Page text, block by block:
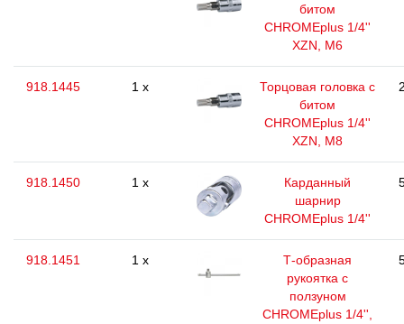
битом
CHROMEplus 1/4''
XZN, M6
918.1445 1 x
Торцовая головка с
битом
CHROMEplus 1/4''
XZN, M8
918.1450 1 x
Карданный
шарнир
CHROMEplus 1/4''
918.1451 1 x
Т-образная
рукоятка с
ползуном
CHROMEplus 1/4'',